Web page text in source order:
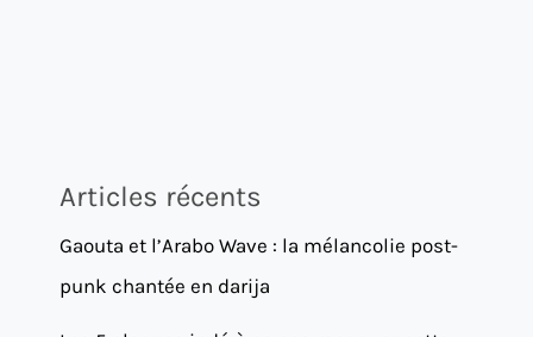
Articles récents
Gaouta et l’Arabo Wave : la mélancolie post-
punk chantée en darija